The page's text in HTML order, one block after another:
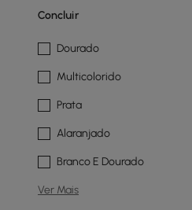
Concluir
Dourado
Multicolorido
Prata
Alaranjado
Branco E Dourado
Ver Mais